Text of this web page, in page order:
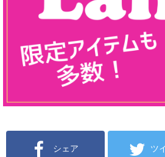
シェア ツ